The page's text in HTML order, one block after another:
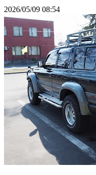
2026/05/09 08:54